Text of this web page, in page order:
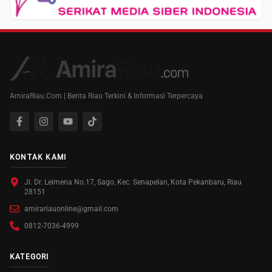
AmiraRiau.Com | Berita Riau Terkini & Informasi Terpercaya
KONTAK KAMI
Jl. Dr. Leimena No.17, Sago, Kec. Senapelan, Kota Pekanbaru, Riau
28151
amirariauonline@gmail.com
0812-7036-4999
KATEGORI